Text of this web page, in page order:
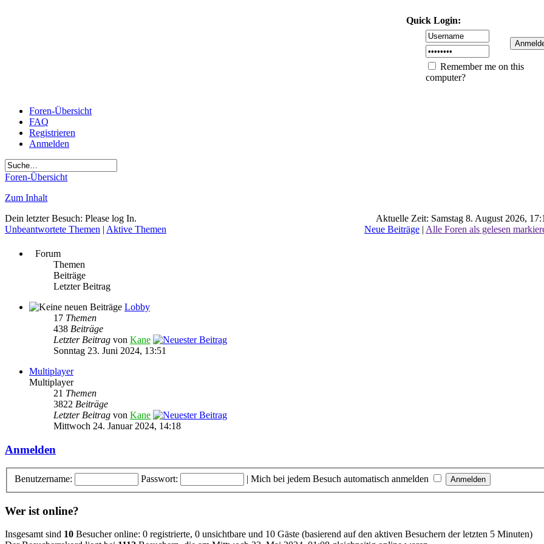
Quick Login:
Remember me on this
computer?
Foren-Übersicht
FAQ
Registrieren
Anmelden
Foren-Übersicht
Zum Inhalt
Dein letzter Besuch: Please log In.
Aktuelle Zeit: Samstag 8. August 2026,
Unbeantwortete Themen | Aktive Themen Neue Beiträge | Alle Foren als gelesen
Forum
Themen
Beiträge
Letzter Beitrag
Lobby
17 Themen
438 Beiträge
Letzter Beitrag von Kane
Sonntag 23. Juni 2024, 13:51
Multiplayer
Multiplayer
21 Themen
3822 Beiträge
Letzter Beitrag von Kane
Mittwoch 24. Januar 2024, 14:18
Anmelden
Benutzername: Passwort: | Mich bei jedem Besuch automatisch anmelden
Wer ist online?
Insgesamt sind 10 Besucher online: 0 registrierte, 0 unsichtbare und 10 Gäste (basierend auf den aktiven Besuchern der letzten 5 Minuten)